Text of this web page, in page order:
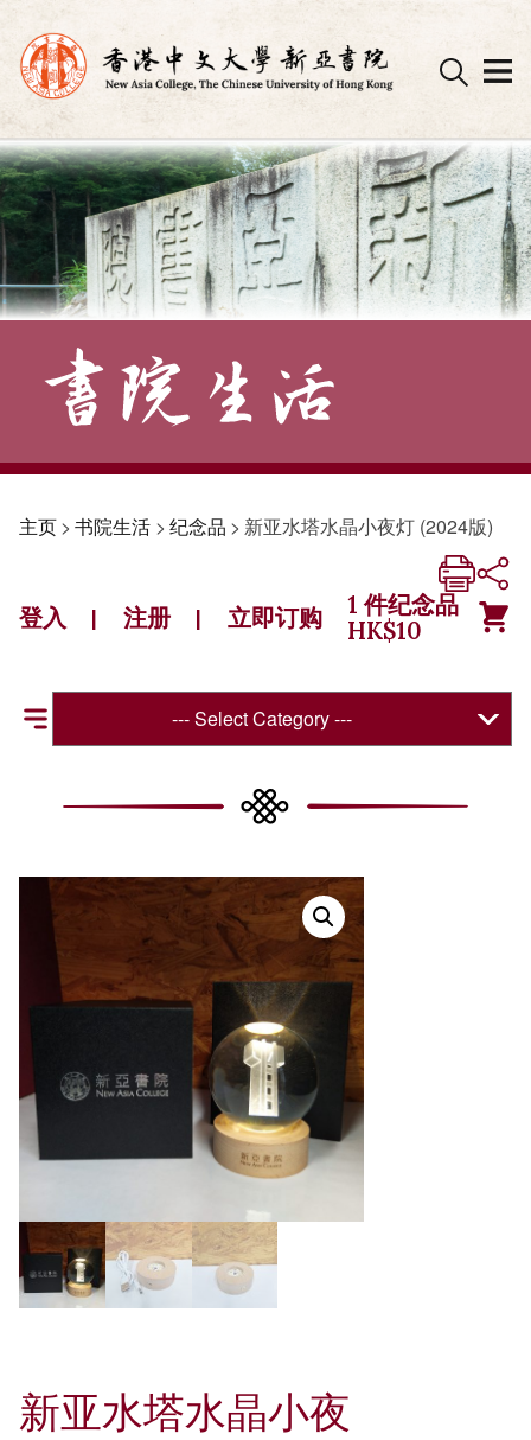
Skip
to
content
主页> 书院生活 > 纪念品 > 新亚水塔水晶小夜灯 (2024版)
登入 | 注册 | 立即订购 1 件纪念品
HK$10
--- Select Category ---
新亚水塔水晶小夜